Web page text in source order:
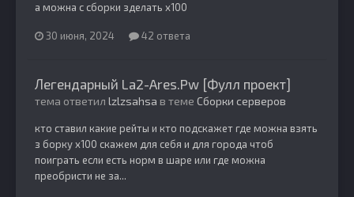
а можна с сборки зделать х100
30 июня, 2024 42 ответа
Легендарный La2-Ares.Pw [Фулл проект]
тема ответил lzlzsahsa в теме Сборки серверов
кто ставил какие рейты и кто подскажет где можна взять
з борку х100 скажем для себя и для города чтоб
поиграть если есть норм в шаре или где можна
преобристи не за...